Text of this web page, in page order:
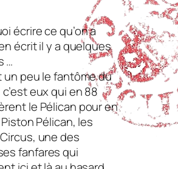
écrire ce qu’on a
écrit il y a quelques
…
un peu le fantôme du
eux qui en 88
le Pélican pour en
Pélican, les
une des
fanfares qui